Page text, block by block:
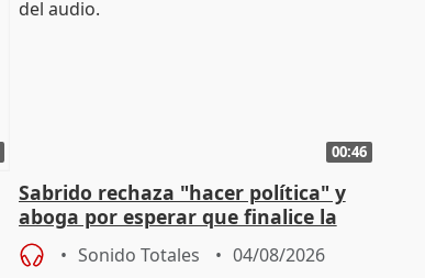
00:46
Sabrido rechaza "hacer política" y
aboga por esperar que finalice la
investigación del incendio
Sonido Totales 04/08/2026